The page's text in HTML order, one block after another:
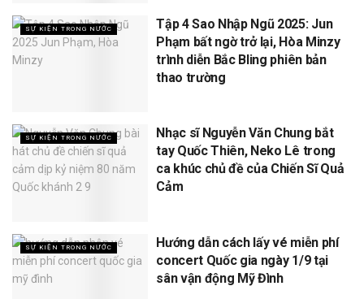
SỰ KIỆN TRONG NƯỚC
Tập 4 Sao Nhập Ngũ 2025: Jun
Phạm bất ngờ trở lại, Hòa Minzy
trình diễn Bắc Bling phiên bản
thao trường
SỰ KIỆN TRONG NƯỚC
Nhạc sĩ Nguyễn Văn Chung bắt
tay Quốc Thiên, Neko Lê trong
ca khúc chủ đề của Chiến Sĩ Quả
Cảm
SỰ KIỆN TRONG NƯỚC
Hướng dẫn cách lấy vé miễn phí
concert Quốc gia ngày 1/9 tại
sân vận động Mỹ Đình